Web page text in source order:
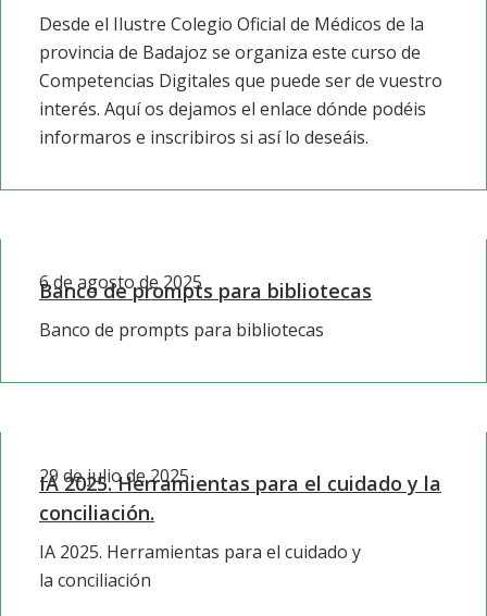
Desde el Ilustre Colegio Oficial de Médicos de la
provincia de Badajoz se organiza este curso de
Competencias Digitales que puede ser de vuestro
interés. Aquí os dejamos el enlace dónde podéis
informaros e inscribiros si así lo deseáis.
6 de agosto de 2025
Banco de prompts para bibliotecas
Banco de prompts para bibliotecas
29 de julio de 2025
IA 2025. Herramientas para el cuidado y la
conciliación.
IA 2025. Herramientas para el cuidado y
la conciliación